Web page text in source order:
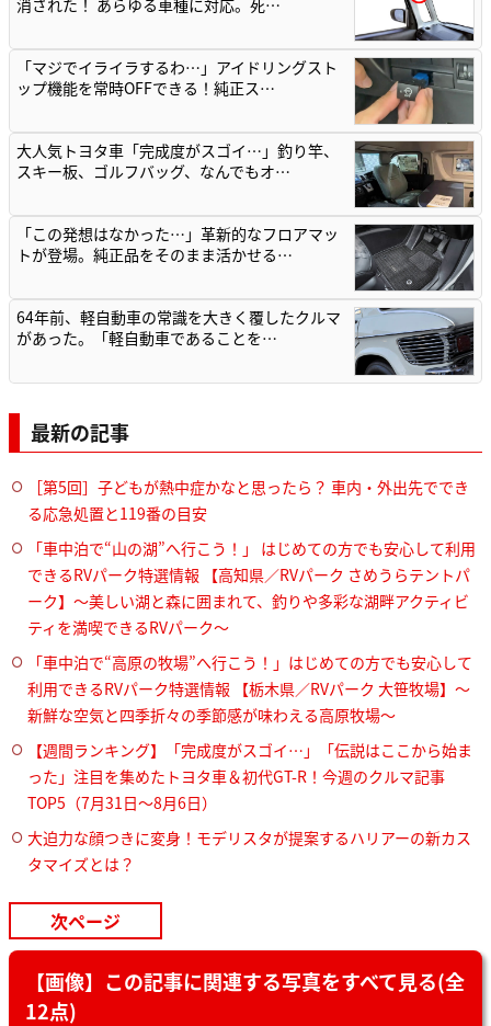
消された！ あらゆる車種に対応。死…
「マジでイライラするわ…」アイドリングスト
ップ機能を常時OFFできる！純正ス…
大人気トヨタ車「完成度がスゴイ…」釣り竿、
スキー板、ゴルフバッグ、なんでもオ…
「この発想はなかった…」革新的なフロアマッ
トが登場。純正品をそのまま活かせる…
64年前、軽自動車の常識を大きく覆したクルマ
があった。「軽自動車であることを…
最新の記事
［第5回］子どもが熱中症かなと思ったら？ 車内・外出先ででき
る応急処置と119番の目安
「車中泊で“山の湖”へ行こう！」 はじめての方でも安心して利用
できるRVパーク特選情報 【高知県／RVパーク さめうらテントパ
ーク】～美しい湖と森に囲まれて、釣りや多彩な湖畔アクティビ
ティを満喫できるRVパーク～
「車中泊で“高原の牧場”へ行こう！」はじめての方でも安心して
利用できるRVパーク特選情報 【栃木県／RVパーク 大笹牧場】～
新鮮な空気と四季折々の季節感が味わえる高原牧場～
【週間ランキング】「完成度がスゴイ…」「伝説はここから始ま
った」注目を集めたトヨタ車＆初代GT-R！今週のクルマ記事
TOP5（7月31日〜8月6日）
大迫力な顔つきに変身！モデリスタが提案するハリアーの新カス
タマイズとは？
次ページ
【画像】この記事に関連する写真をすべて見る(全
12点)